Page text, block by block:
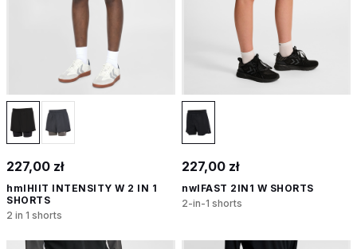
227,00 zł
hmlHIIT INTENSITY W 2 IN 1
SHORTS
2 in 1 shorts
227,00 zł
nwlFAST 2IN1 W SHORTS
2-in-1 shorts